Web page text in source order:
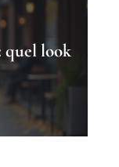
quel look